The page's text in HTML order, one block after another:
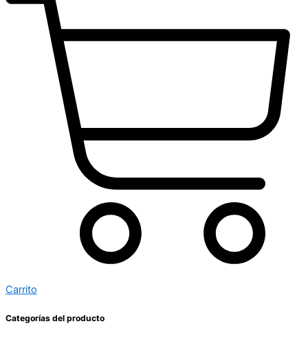
Carrito
Categorías del producto